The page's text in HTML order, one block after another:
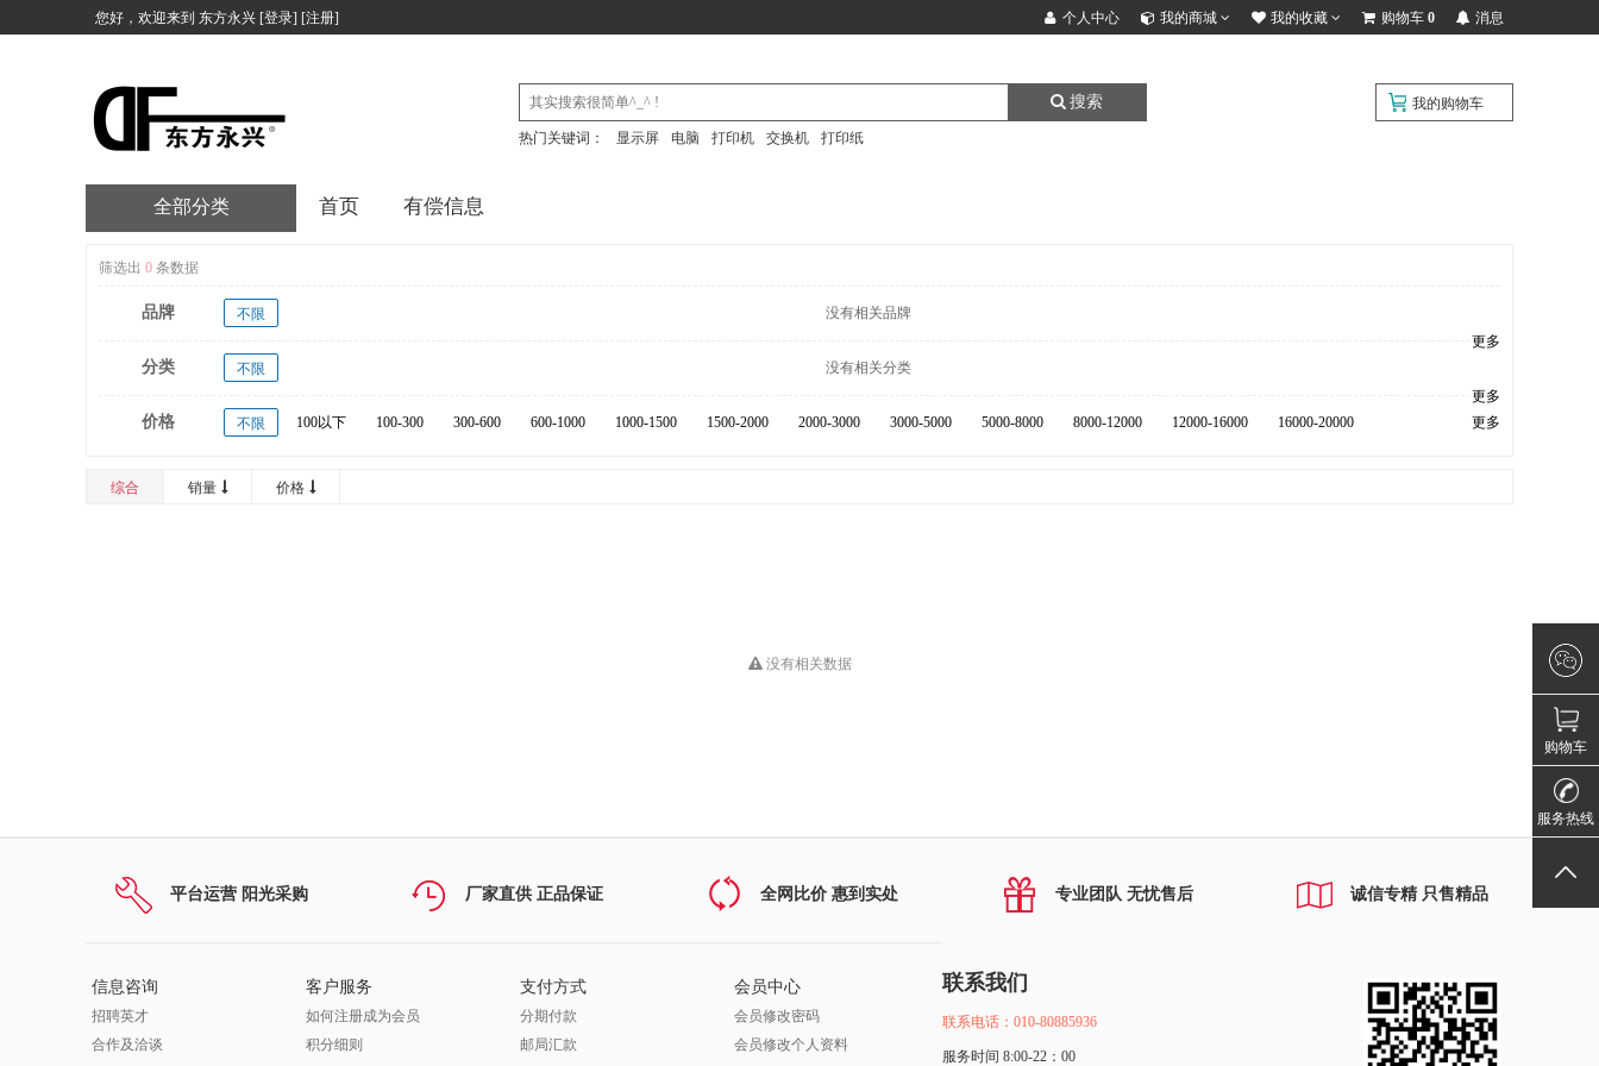
您好，欢迎来到 东方永兴 [登录] [注册] 个人中心 我的商城 我的收藏 购物车 0 消息
搜索
热门关键词： 显示屏 电脑 打印机 交换机 打印纸
我的购物车
首页 有偿信息
全部分类
筛选出 0 条数据
品牌 不限
没有相关品牌
更多
分类 不限
没有相关分类
更多
价格 不限 100以下 100-300 300-600 600-1000 1000-1500 1500-2000 2000-3000 3000-5000 5000-8000 8000-12000 12000-16000 16000-20000 更多
综合 销量 价格
没有相关数据
平台运营 阳光采购 厂家直供 正品保证 全网比价 惠到实处 专业团队 无忧售后 诚信专精 只售精品
信息咨询
招聘英才
合作及洽谈
客户服务
如何注册成为会员
积分细则
支付方式
分期付款
邮局汇款
会员中心
会员修改密码
会员修改个人资料
联系我们
联系电话：010-80885936
服务时间 8:00-22：00
微信咨询
购物车
请登录！
服务热线
010-
返回顶部